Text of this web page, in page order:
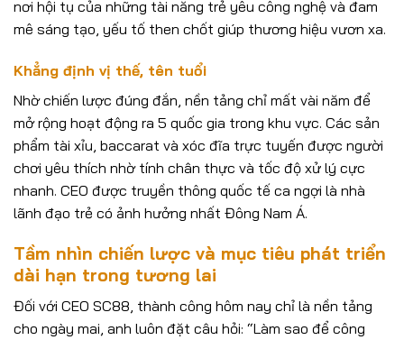
nơi hội tụ của những tài năng trẻ yêu công nghệ và đam
mê sáng tạo, yếu tố then chốt giúp thương hiệu vươn xa.
Khẳng định vị thế, tên tuổi
Nhờ chiến lược đúng đắn, nền tảng chỉ mất vài năm để
mở rộng hoạt động ra 5 quốc gia trong khu vực. Các sản
phẩm tài xỉu, baccarat và xóc đĩa trực tuyến được người
chơi yêu thích nhờ tính chân thực và tốc độ xử lý cực
nhanh. CEO được truyền thông quốc tế ca ngợi là nhà
lãnh đạo trẻ có ảnh hưởng nhất Đông Nam Á.
Tầm nhìn chiến lược và mục tiêu phát triển
dài hạn trong tương lai
Đối với CEO SC88, thành công hôm nay chỉ là nền tảng
cho ngày mai, anh luôn đặt câu hỏi: “Làm sao để công